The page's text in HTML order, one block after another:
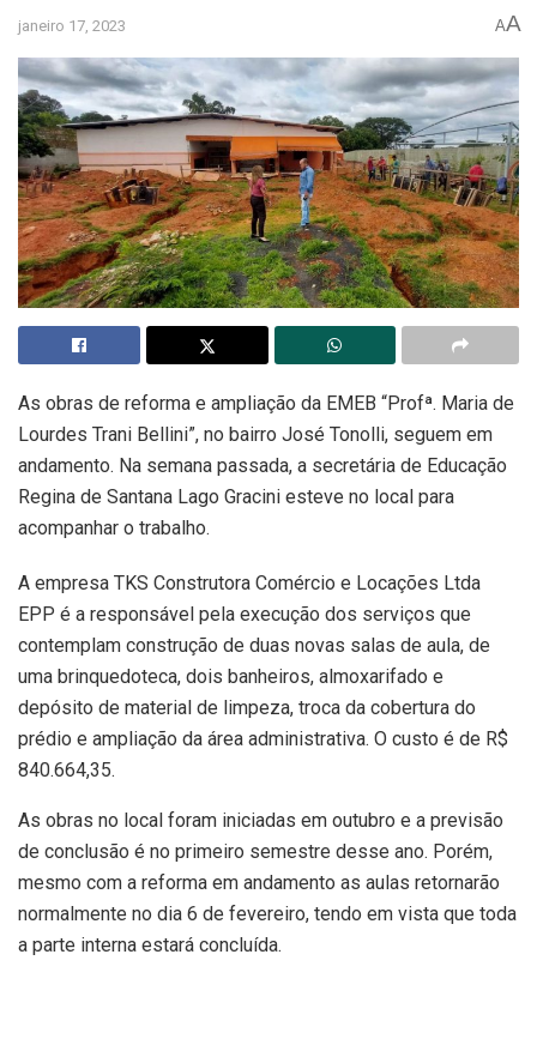
janeiro 17, 2023 AA
As obras de reforma e ampliação da EMEB “Profª. Maria de
Lourdes Trani Bellini”, no bairro José Tonolli, seguem em
andamento. Na semana passada, a secretária de Educação
Regina de Santana Lago Gracini esteve no local para
acompanhar o trabalho.
A empresa TKS Construtora Comércio e Locações Ltda
EPP é a responsável pela execução dos serviços que
contemplam construção de duas novas salas de aula, de
uma brinquedoteca, dois banheiros, almoxarifado e
depósito de material de limpeza, troca da cobertura do
prédio e ampliação da área administrativa. O custo é de R$
840.664,35.
As obras no local foram iniciadas em outubro e a previsão
de conclusão é no primeiro semestre desse ano. Porém,
mesmo com a reforma em andamento as aulas retornarão
normalmente no dia 6 de fevereiro, tendo em vista que toda
a parte interna estará concluída.